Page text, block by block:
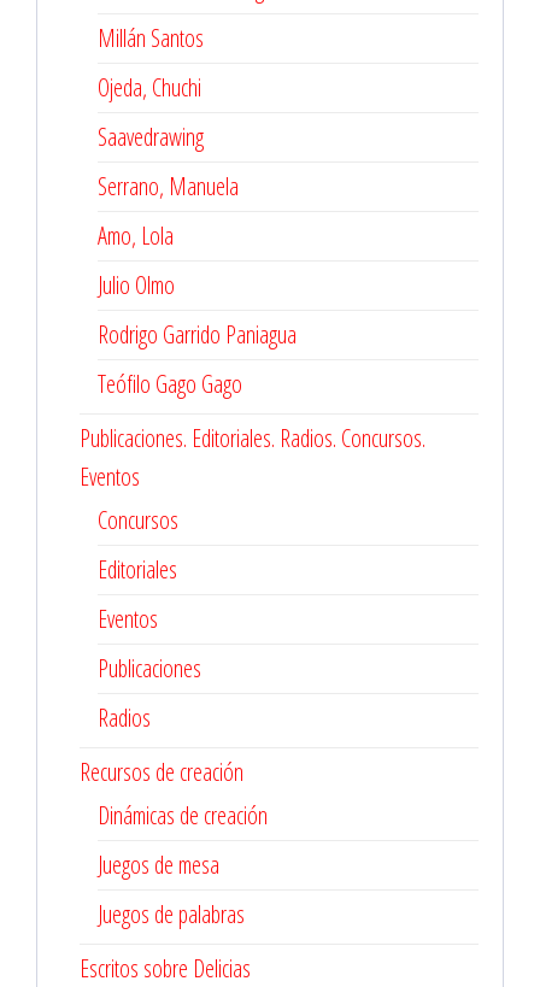
Millán Santos
Ojeda, Chuchi
Saavedrawing
Serrano, Manuela
Amo, Lola
Julio Olmo
Rodrigo Garrido Paniagua
Teófilo Gago Gago
Publicaciones. Editoriales. Radios. Concursos.
Eventos
Concursos
Editoriales
Eventos
Publicaciones
Radios
Recursos de creación
Dinámicas de creación
Juegos de mesa
Juegos de palabras
Escritos sobre Delicias